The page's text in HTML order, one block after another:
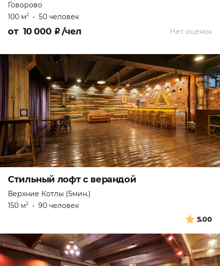
Говорово
100 м2 • 50 человек
Нет оценок
от 10 000 ₽/чел
Стильный лофт с верандой
Верхние Котлы (5мин.)
150 м2 • 90 человек
5.00